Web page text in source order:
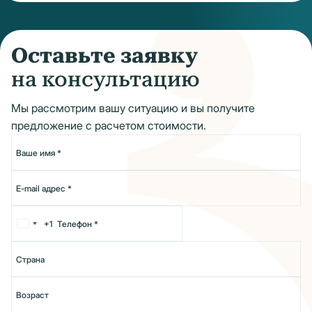
Оставьте заявку
на консультацию
Мы рассмотрим вашу ситуацию и вы получите
предложение с расчетом стоимости.
+1